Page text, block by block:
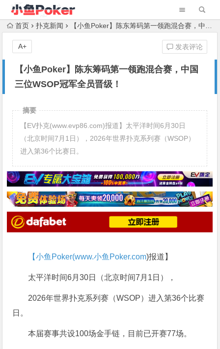
首页 扑克新闻 【小鱼Poker】陈东筹码第一领跑混合赛，中国三位WSOP冠军全员晋级！
【小鱼Poker】陈东筹码第一领跑混合赛，中国
三位WSOP冠军全员晋级！
发表评论
A+
摘要
【EV扑克(www.evp86.com)报道】太平洋时间6月30日
（北京时间7月1日），2026年世界扑克系列赛（WSOP）
进入第36个比赛日。
【小鱼Poker(www.小鱼Poker.com)报道】
太平洋时间6月30日（北京时间7月1日），
2026年世界扑克系列赛（WSOP）进入第36个比赛
日。
本届赛事共设100场金手链，目前已开赛77场。